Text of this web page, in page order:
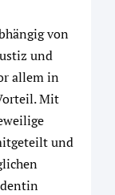
von
und
allem in
Mit
und